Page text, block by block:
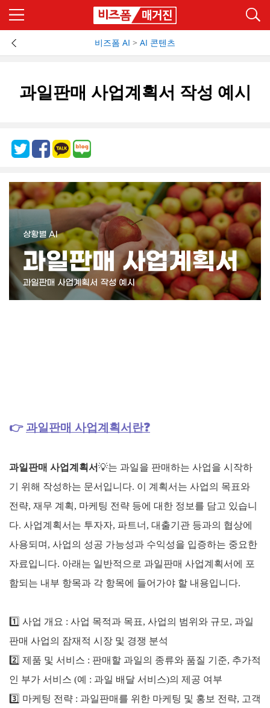
비즈폼 AI > AI 콘텐츠
과일판매 사업계획서 작성 예시
👉 과일판매 사업계획서란❓
과일판매 사업계획서💡는 과일을 판매하는 사업을 시작하
기 위해 작성하는 문서입니다. 이 계획서는 사업의 목표와
전략, 재무 계획, 마케팅 전략 등에 대한 정보를 담고 있습니
다. 사업계획서는 투자자, 파트너, 대출기관 등과의 협상에
사용되며, 사업의 성공 가능성과 수익성을 입증하는 중요한
자료입니다. 아래는 일반적으로 과일판매 사업계획서에 포
함되는 내부 항목과 각 항목에 들어가야 할 내용입니다.
1️⃣ 사업 개요 : 사업 목적과 목표, 사업의 범위와 규모, 과일
판매 사업의 잠재적 시장 및 경쟁 분석
2️⃣ 제품 및 서비스 : 판매할 과일의 종류와 품질 기준, 추가적
인 부가 서비스 (예 : 과일 배달 서비스)의 제공 여부
3️⃣ 마케팅 전략 : 과일판매를 위한 마케팅 및 홍보 전략, 고객